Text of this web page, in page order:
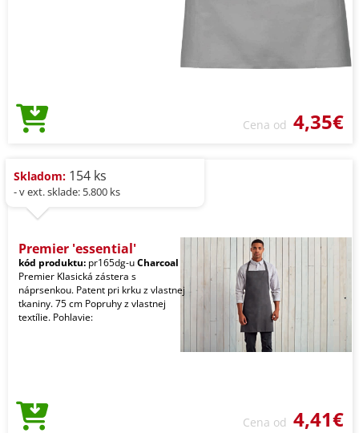
Cena od 4,35€
Skladom: 154 ks
- v ext. sklade: 5.800 ks
Premier 'essential'
kód produktu: pr165dg-uCharcoal
Premier Klasická zástera s
náprsenkou. Patent pri krku z vlastnej
tkaniny. 75 cm Popruhy z vlastnej
textílie. Pohlavie:
Cena od 4,41€